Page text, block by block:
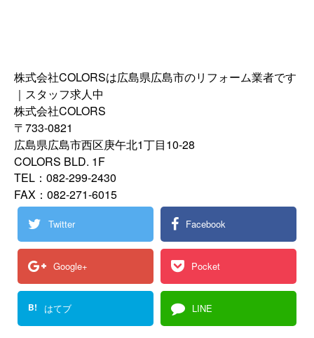
株式会社COLORSは広島県広島市のリフォーム業者です
｜スタッフ求人中
株式会社COLORS
〒733-0821
広島県広島市西区庚午北1丁目10-28
COLORS BLD. 1F
TEL：082-299-2430
FAX：082-271-6015
Twitter Facebook
Google+ Pocket
B! はてブ LINE